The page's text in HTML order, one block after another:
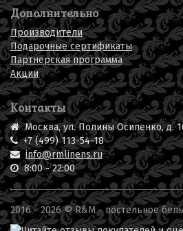
Дополнительно
Производители
Подарочные сертификаты
Партнерская программа
Акции
Контакты
Москва, ул. Полины Осипенко, д.
+7 (499) 113-54-18
info@rmlinens.ru
8:00 - 22:00
2016 - 2026 © R&M -постельное